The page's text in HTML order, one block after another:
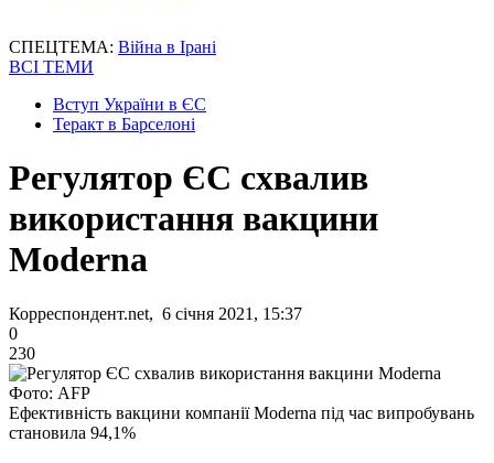
СПЕЦТЕМА: Війна в Ірані
ВСІ ТЕМИ
Вступ України в ЄС
Теракт в Барселоні
Регулятор ЄС схвалив
використання вакцини
Moderna
Корреспондент.net, 6 січня 2021, 15:37
0
230
Фото: AFP
Ефективність вакцини компанії Moderna під час випробувань
становила 94,1%